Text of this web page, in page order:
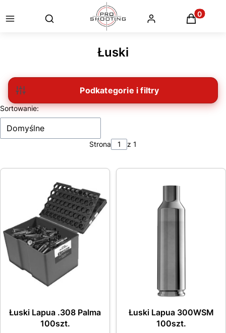
Otwórz wyszukiwarkę
Łuski
Filtry
Lista produktów
Sortowanie:
Domyślne
Strona z 1
Łuski Lapua .308 Palma
100szt.
Łuski Lapua 300WSM
100szt.